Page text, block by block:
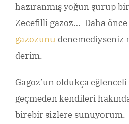
hazıranmış yoğun şurup
Zecefilli gazoz… Daha önce
gazozunu denemediyseniz
derim.
Gagoz’un oldukça
geçmeden kendileri
birebir sizlere sunuyorum.